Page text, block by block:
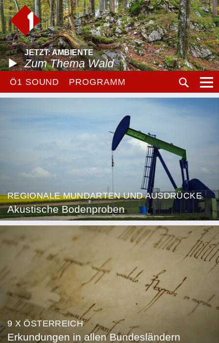
JETZT: AMBIENTE
Zum Thema Wald
Ö1 SOUND PROGRAMM
REGIONALE MUNDARTEN UND AUSDRÜCKE
Akustische Bodenproben
9 X ÖSTERREICH
Erkundungen in allen Bundesländern